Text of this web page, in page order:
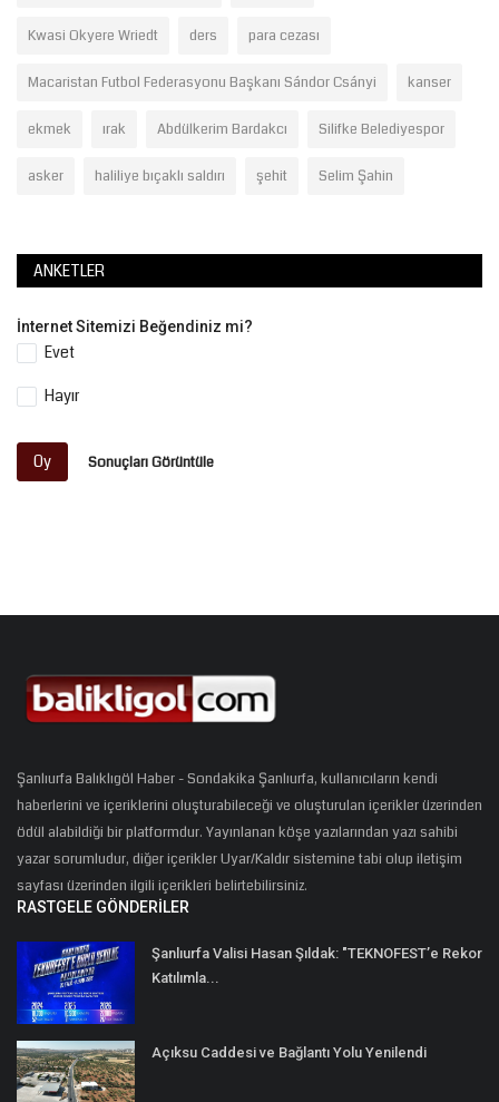
Kwasi Okyere Wriedt ders para cezası
Macaristan Futbol Federasyonu Başkanı Sándor Csányi kanser
ekmek ırak Abdülkerim Bardakcı Silifke Belediyespor
asker haliliye bıçaklı saldırı şehit Selim Şahin
ANKETLER
İnternet Sitemizi Beğendiniz mi?
Evet
Hayır
Oy Sonuçları Görüntüle
Şanlıurfa Balıklıgöl Haber - Sondakika Şanlıurfa, kullanıcıların kendi
haberlerini ve içeriklerini oluşturabileceği ve oluşturulan içerikler üzerinden
ödül alabildiği bir platformdur. Yayınlanan köşe yazılarından yazı sahibi
yazar sorumludur, diğer içerikler Uyar/Kaldır sistemine tabi olup iletişim
sayfası üzerinden ilgili içerikleri belirtebilirsiniz.
RASTGELE GÖNDERILER
Şanlıurfa Valisi Hasan Şıldak: "TEKNOFEST’e Rekor
Katılımla...
Açıksu Caddesi ve Bağlantı Yolu Yenilendi